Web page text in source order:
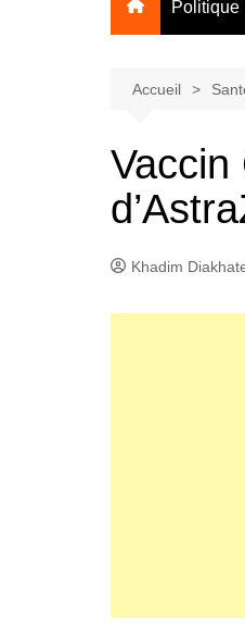
Politique
Accueil
Vaccin
Khadim